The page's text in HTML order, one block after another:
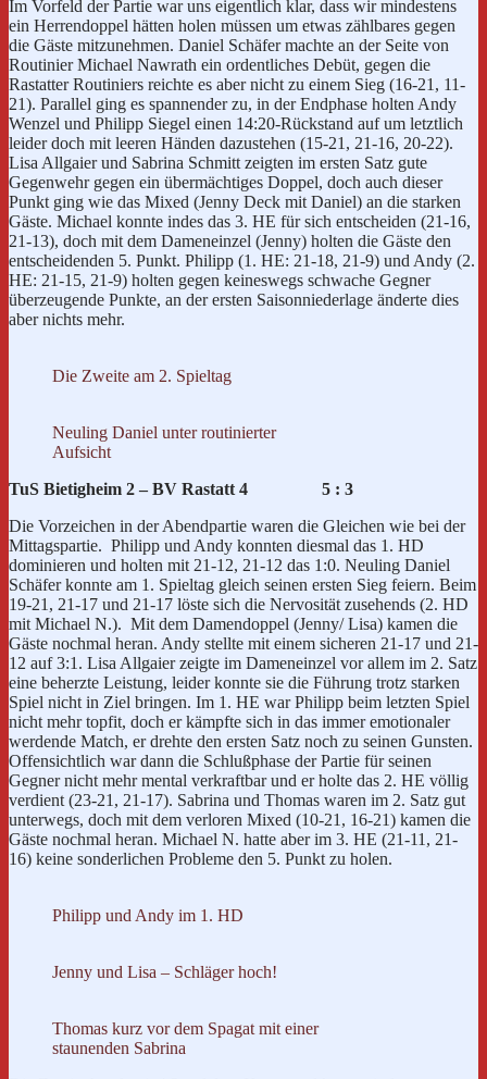
Im Vorfeld der Partie war uns eigentlich klar, dass wir mindestens
ein Herrendoppel hätten holen müssen um etwas zählbares gegen
die Gäste mitzunehmen. Daniel Schäfer machte an der Seite von
Routinier Michael Nawrath ein ordentliches Debüt, gegen die
Rastatter Routiniers reichte es aber nicht zu einem Sieg (16-21, 11-
21). Parallel ging es spannender zu, in der Endphase holten Andy
Wenzel und Philipp Siegel einen 14:20-Rückstand auf um letztlich
leider doch mit leeren Händen dazustehen (15-21, 21-16, 20-22).
Lisa Allgaier und Sabrina Schmitt zeigten im ersten Satz gute
Gegenwehr gegen ein übermächtiges Doppel, doch auch dieser
Punkt ging wie das Mixed (Jenny Deck mit Daniel) an die starken
Gäste. Michael konnte indes das 3. HE für sich entscheiden (21-16,
21-13), doch mit dem Dameneinzel (Jenny) holten die Gäste den
entscheidenden 5. Punkt. Philipp (1. HE: 21-18, 21-9) und Andy (2.
HE: 21-15, 21-9) holten gegen keineswegs schwache Gegner
überzeugende Punkte, an der ersten Saisonniederlage änderte dies
aber nichts mehr.
Die Zweite am 2. Spieltag
Neuling Daniel unter routinierter
Aufsicht
TuS Bietigheim 2 – BV Rastatt 4 5 : 3
Die Vorzeichen in der Abendpartie waren die Gleichen wie bei der
Mittagspartie. Philipp und Andy konnten diesmal das 1. HD
dominieren und holten mit 21-12, 21-12 das 1:0. Neuling Daniel
Schäfer konnte am 1. Spieltag gleich seinen ersten Sieg feiern. Beim
19-21, 21-17 und 21-17 löste sich die Nervosität zusehends (2. HD
mit Michael N.). Mit dem Damendoppel (Jenny/ Lisa) kamen die
Gäste nochmal heran. Andy stellte mit einem sicheren 21-17 und 21-
12 auf 3:1. Lisa Allgaier zeigte im Dameneinzel vor allem im 2. Satz
eine beherzte Leistung, leider konnte sie die Führung trotz starken
Spiel nicht in Ziel bringen. Im 1. HE war Philipp beim letzten Spiel
nicht mehr topfit, doch er kämpfte sich in das immer emotionaler
werdende Match, er drehte den ersten Satz noch zu seinen Gunsten.
Offensichtlich war dann die Schlußphase der Partie für seinen
Gegner nicht mehr mental verkraftbar und er holte das 2. HE völlig
verdient (23-21, 21-17). Sabrina und Thomas waren im 2. Satz gut
unterwegs, doch mit dem verloren Mixed (10-21, 16-21) kamen die
Gäste nochmal heran. Michael N. hatte aber im 3. HE (21-11, 21-
16) keine sonderlichen Probleme den 5. Punkt zu holen.
Philipp und Andy im 1. HD
Jenny und Lisa – Schläger hoch!
Thomas kurz vor dem Spagat mit einer
staunenden Sabrina